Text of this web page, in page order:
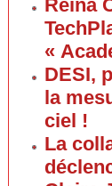
Reina
«
DESI,
la
ciel !
La